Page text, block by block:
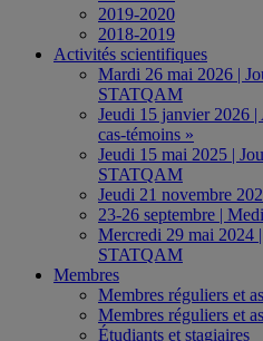
2019-2020
2018-2019
Activités scientifiques
Mardi 26 mai 2026 |
STATQAM
Jeudi 15 janvier 2026
cas-témoins »
Jeudi 15 mai 2025 |
STATQAM
Jeudi 21 novembre
23-26 septembre |
Mercredi 29 mai 2024
STATQAM
Membres
Membres réguliers et
Membres réguliers et
Étudiants et stagiaires